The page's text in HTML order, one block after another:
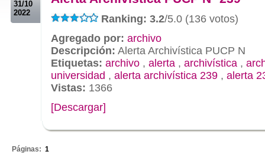
31/10
2022
Ranking: 3.2/5.0 (136 votos)
Agregado por: archivo
Descripción: Alerta Archivística PUCP N
Etiquetas: archivo , alerta , archivística ,
universidad , alerta archivística 239 , alerta
Vistas: 1366
[Descargar]
Páginas: 1